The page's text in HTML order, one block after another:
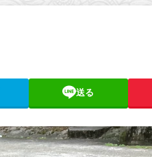
送る